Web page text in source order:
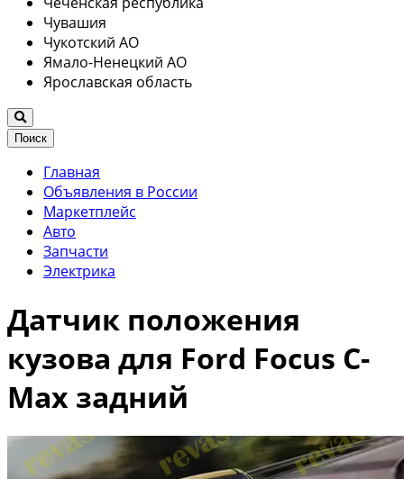
Чувашия
Чукотский АО
Ямало-Ненецкий АО
Ярославская область
Поиск
Главная
Объявления в России
Маркетплейс
Авто
Запчасти
Электрика
Датчик положения
кузова для Ford Focus C-
Max задний